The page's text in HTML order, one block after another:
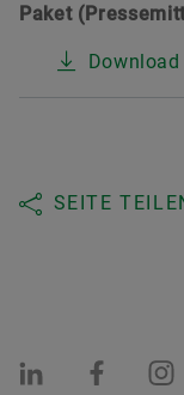
Paket
Download
SEITE